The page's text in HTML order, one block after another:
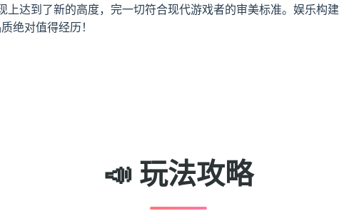
达到了新的高度，完一切符合现代游戏者的审美标准。娱乐构
绝对值得经历！
📣 玩法攻略